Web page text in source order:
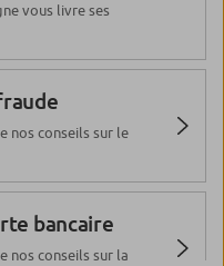
vous livre ses
nos conseils sur le
bancaire
nos conseils sur la